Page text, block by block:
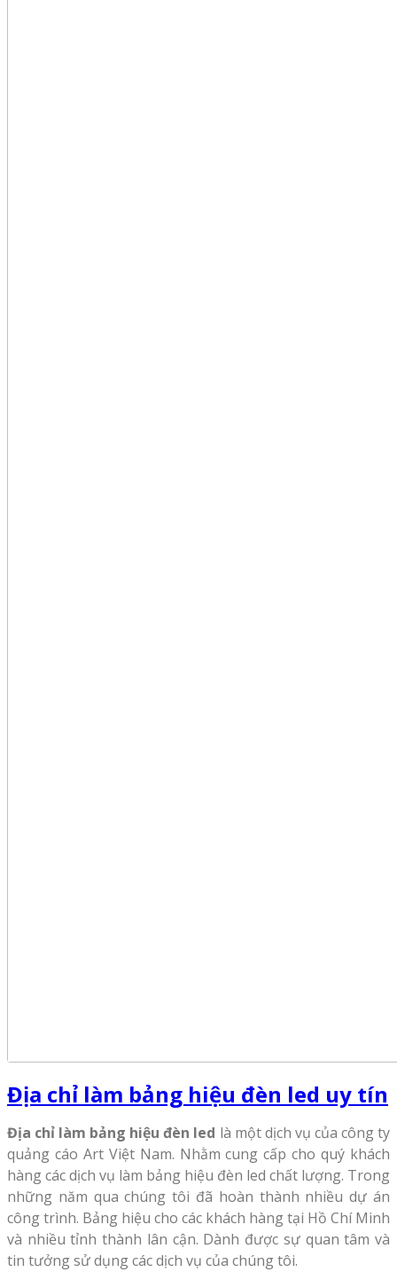
Địa chỉ làm bảng hiệu đèn led uy tín
Địa chỉ làm bảng hiệu đèn led là một dịch vụ của công ty
quảng cáo Art Việt Nam. Nhằm cung cấp cho quý khách
hàng các dịch vụ làm bảng hiệu đèn led chất lượng. Trong
những năm qua chúng tôi đã hoàn thành nhiều dự án
công trình. Bảng hiệu cho các khách hàng tại Hồ Chí Minh
và nhiều tỉnh thành lân cận. Dành được sự quan tâm và
tin tưởng sử dụng các dịch vụ của chúng tôi.